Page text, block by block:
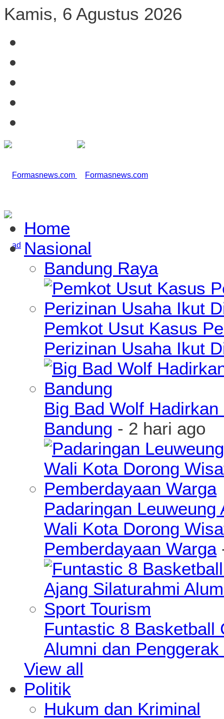
Kamis, 6 Agustus 2026
Home
Nasional
Bandung Raya
Pemkot Usut Kasus
Perizinan Usaha Ikut
Big Bad Wolf
Bandung - 2 hari ago
Padaringan
Wali Kota Dorong
Pemberdayaan Warga
Funtastic 8 Basketball
Alumni dan
View all
Politik
Hukum dan Kriminal